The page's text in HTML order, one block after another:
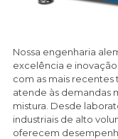
Nossa engenharia
excelência e
com as mais
atende às demandas
mistura. Desde
industriais de alto
oferecem